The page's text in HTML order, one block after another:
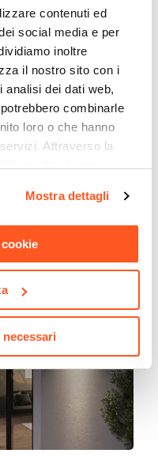
contenuti ed
social media e per
inoltre
il nostro sito con i
analisi dei dati web,
combinarle
loro o che hanno
Attraverso la
si invita a leggere la
Mostra dettagli
necessari
BC9T
alto da giardino in
tortora - Codeine